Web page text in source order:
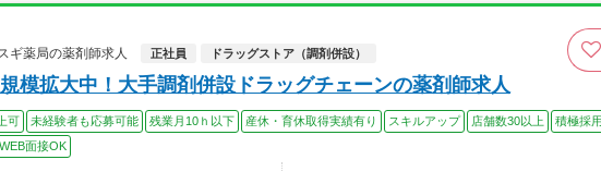
ギ薬局の薬剤師求人
正社員 ドラッグストア（調剤併設）
規模拡大中！大手調剤併設ドラッグチェーンの薬剤師求人
可 未経験者も応募可能 残業月10ｈ以下 産休・育休取得実績有り スキルアップ 店舗数30以上
積極採
WEB面接OK